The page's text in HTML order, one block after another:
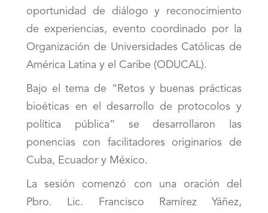
oportunidad de diálogo y reconocimiento
de experiencias, evento coordinado por la
Organización de Universidades Católicas de
América Latina y el Caribe (ODUCAL).
Bajo el tema de “Retos y buenas prácticas
bioéticas en el desarrollo de protocolos y
política pública” se desarrollaron las
ponencias con facilitadores originarios de
Cuba, Ecuador y México.
La sesión comenzó con una oración del
Pbro. Lic. Francisco Ramírez Yáñez,